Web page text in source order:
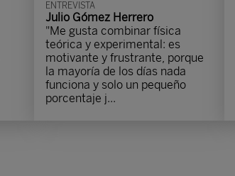
ENTREVISTA
Julio Gómez Herrero
"Me gusta combinar física
teórica y experimental: es
motivante y frustrante, porque
la mayoría de los días nada
funciona y solo un pequeño
porcentaje j...